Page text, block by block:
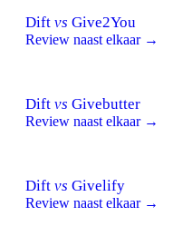
Dift vs Give2You
Review naast elkaar →
Dift vs Givebutter
Review naast elkaar →
Dift vs Givelify
Review naast elkaar →